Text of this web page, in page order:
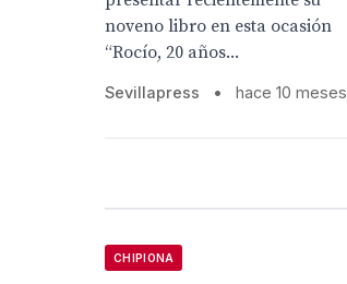
noveno libro en esta ocasión
“Rocío, 20 años...
Sevillapress • hace 10 meses
CHIPIONA